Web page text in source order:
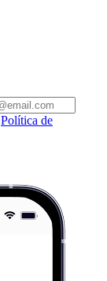
Política de